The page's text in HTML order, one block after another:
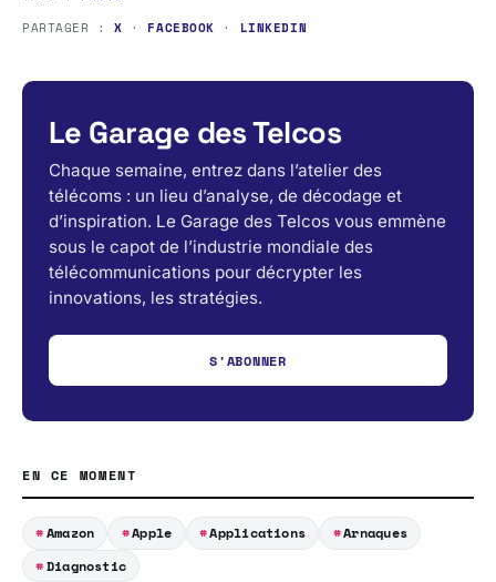
PARTAGER :X · FACEBOOK · LINKEDIN
Le Garage des Telcos
Chaque semaine, entrez dans l’atelier des
télécoms : un lieu d’analyse, de décodage et
d’inspiration. Le Garage des Telcos vous emmène
sous le capot de l’industrie mondiale des
télécommunications pour décrypter les
innovations, les stratégies.
S'ABONNER
EN CE MOMENT
Amazon Apple Applications
Arnaques
Diagnostic